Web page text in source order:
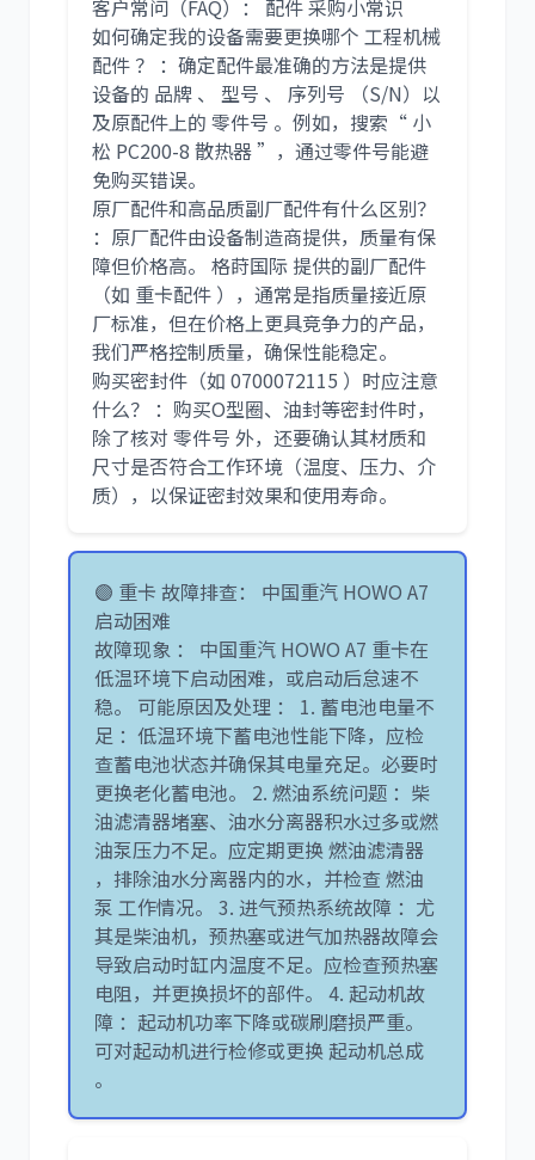
客户常问（FAQ）： 配件 采购小常识
如何确定我的设备需要更换哪个 工程机械
配件 ？ ：确定配件最准确的方法是提供
设备的 品牌 、 型号 、 序列号 （S/N）以
及原配件上的 零件号 。例如，搜索“ 小
松 PC200-8 散热器 ”，通过零件号能避
免购买错误。
原厂配件和高品质副厂配件有什么区别？
：原厂配件由设备制造商提供，质量有保
障但价格高。 格莳国际 提供的副厂配件
（如 重卡配件 ），通常是指质量接近原
厂标准，但在价格上更具竞争力的产品，
我们严格控制质量，确保性能稳定。
购买密封件（如 0700072115 ）时应注意
什么？ ：购买O型圈、油封等密封件时，
除了核对 零件号 外，还要确认其材质和
尺寸是否符合工作环境（温度、压力、介
质），以保证密封效果和使用寿命。
🟣 重卡 故障排查： 中国重汽 HOWO A7
启动困难
故障现象 ： 中国重汽 HOWO A7 重卡在
低温环境下启动困难，或启动后怠速不
稳。 可能原因及处理 ： 1. 蓄电池电量不
足 ：低温环境下蓄电池性能下降，应检
查蓄电池状态并确保其电量充足。必要时
更换老化蓄电池。 2. 燃油系统问题 ：柴
油滤清器堵塞、油水分离器积水过多或燃
油泵压力不足。应定期更换 燃油滤清器
，排除油水分离器内的水，并检查 燃油
泵 工作情况。 3. 进气预热系统故障 ：尤
其是柴油机，预热塞或进气加热器故障会
导致启动时缸内温度不足。应检查预热塞
电阻，并更换损坏的部件。 4. 起动机故
障 ：起动机功率下降或碳刷磨损严重。
可对起动机进行检修或更换 起动机总成
。